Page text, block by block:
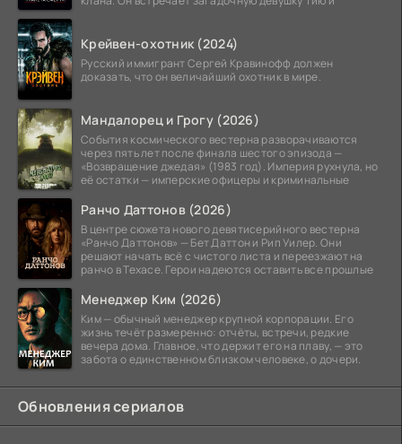
Крейвен-охотник (2024)
Русский иммигрант Сергей Кравинофф должен
доказать, что он величайший охотник в мире.
Мандалорец и Грогу (2026)
События космического вестерна разворачиваются
через пять лет после финала шестого эпизода —
«Возвращение джедая» (1983 год). Империя рухнула, но
её остатки — имперские офицеры и криминальные
Ранчо Даттонов (2026)
В центре сюжета нового девятисерийного вестерна
«Ранчо Даттонов» — Бет Даттон и Рип Уилер. Они
решают начать всё с чистого листа и переезжают на
ранчо в Техасе. Герои надеются оставить все прошлые
Менеджер Ким (2026)
Ким — обычный менеджер крупной корпорации. Его
жизнь течёт размеренно: отчёты, встречи, редкие
вечера дома. Главное, что держит его на плаву, — это
забота о единственном близком человеке, о дочери.
Обновления сериалов